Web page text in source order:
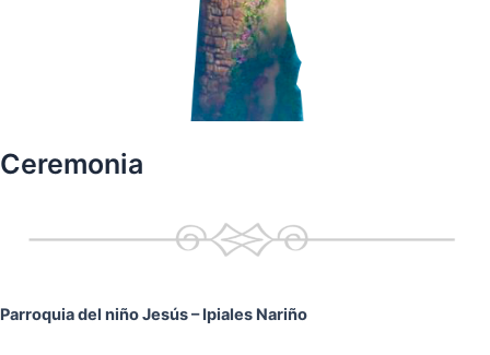
Ceremonia
Parroquia del niño Jesús– Ipiales Nariño